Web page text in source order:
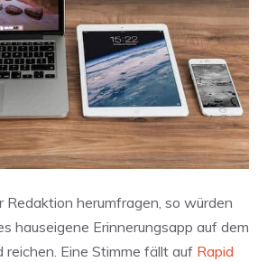
Redaktion herumfragen, so würden
hauseigene Erinnerungsapp auf dem
Eine Stimme fällt auf Rapid